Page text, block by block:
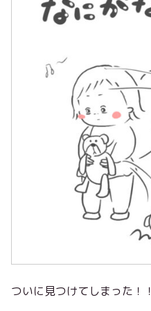
ついに見つけてしまった！！